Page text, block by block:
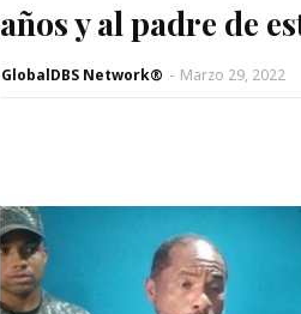
años y al padre de
GlobalDBS Network® - Marzo 29, 2022